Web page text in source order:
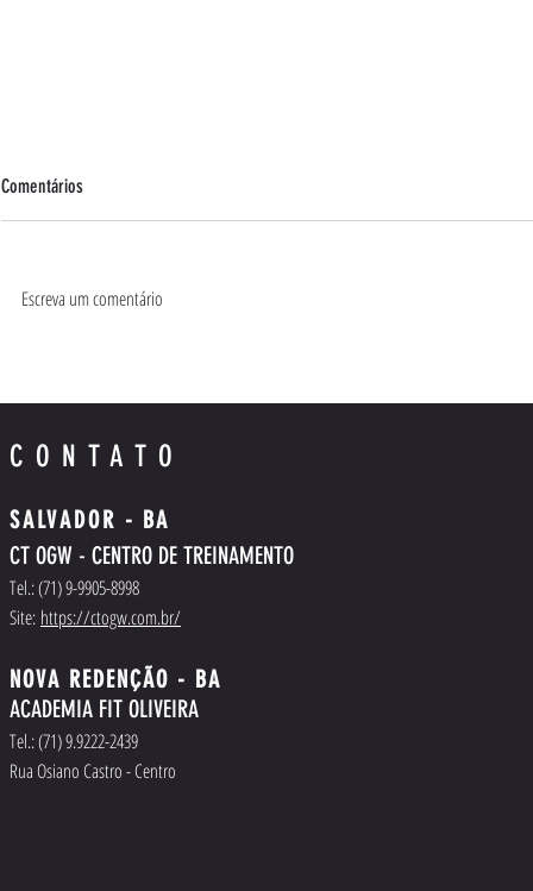
Comentários
Escreva um comentário
CONTATO
SALVADOR - BA
CT OGW - CENTRO DE TREINAMENTO
Tel.: (71) 9-9905-8998
Site: https://ctogw.com.br/
NOVA REDENÇÃO - BA
ACADEMIA FIT OLIVEIRA
Tel.: (71) 9.9222-2439
Rua Osiano Castro - Centro